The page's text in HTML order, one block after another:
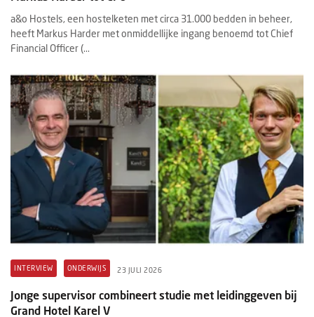
a&o Hostels, een hostelketen met circa 31.000 bedden in beheer,
heeft Markus Harder met onmiddellijke ingang benoemd tot Chief
Financial Officer (...
INTERVIEW ONDERWIJS 23 JULI 2026
Jonge supervisor combineert studie met leidinggeven bij
Grand Hotel Karel V